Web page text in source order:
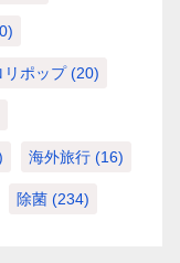
リポップ(20)
海外旅行 (16)
除菌 (234)